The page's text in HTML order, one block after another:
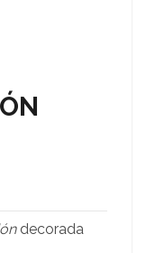
decorada